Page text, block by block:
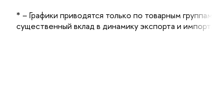
* – Графики приводятся только по товарным группам,
существенный вклад в динамику экспорта и импорта